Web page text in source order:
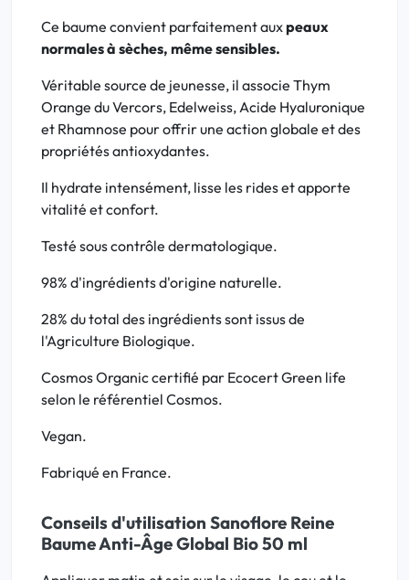
Ce baume convient parfaitement auxpeaux
normales à sèches, même sensibles.
Véritable source de jeunesse, il associe Thym
Orange du Vercors, Edelweiss, Acide Hyaluronique
et Rhamnose pour offrir une action globale et des
propriétés antioxydantes.
Il hydrate intensément, lisse les rides et apporte
vitalité et confort.
Testé sous contrôle dermatologique.
98% d'ingrédients d'origine naturelle.
28% du total des ingrédients sont issus de
l'Agriculture Biologique.
Cosmos Organic certifié par Ecocert Green life
selon le référentiel Cosmos.
Vegan.
Fabriqué en France.
Conseils d'utilisation Sanoflore Reine
Baume Anti-Âge Global Bio 50 ml